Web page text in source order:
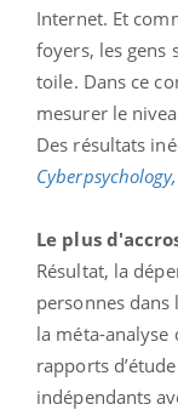
Internet. Et
foyers, les gens
toile. Dans ce
mesurer le
Des résultats
Le plus
Résultat, la
personnes dans
la méta-analyse
rapports
indépendants